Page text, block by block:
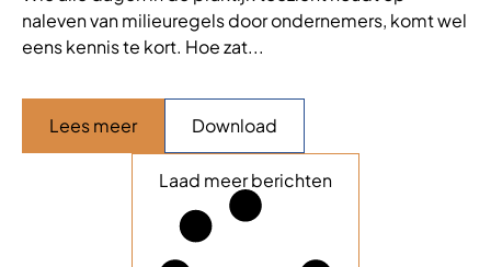
naleven van milieuregels door ondernemers, komt wel
eens kennis te kort. Hoe zat...
Lees meer Download
Laad meer berichten